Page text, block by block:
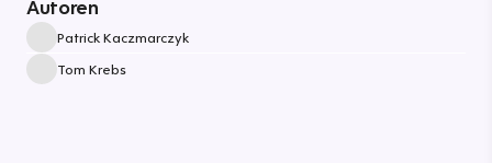
Autoren
Patrick Kaczmarczyk
Tom Krebs